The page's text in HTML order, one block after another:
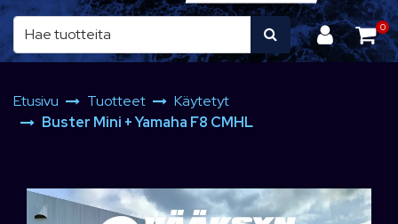
0
Etusivu Tuotteet
Käytetyt
Buster Mini + Yamaha F8 CMHL